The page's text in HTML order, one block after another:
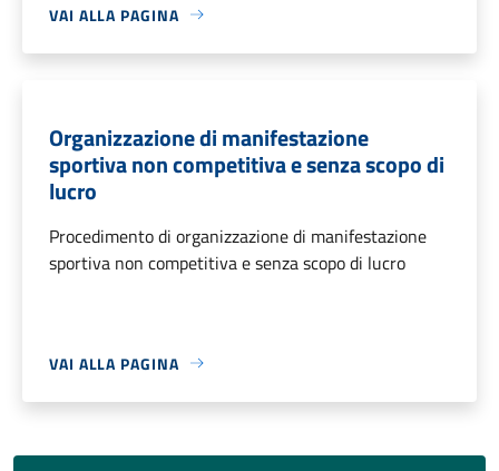
VAI ALLA PAGINA
Organizzazione di manifestazione
sportiva non competitiva e senza scopo di
lucro
Procedimento di organizzazione di manifestazione
sportiva non competitiva e senza scopo di lucro
VAI ALLA PAGINA